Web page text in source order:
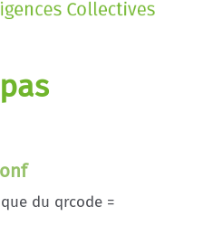
du qrcode =